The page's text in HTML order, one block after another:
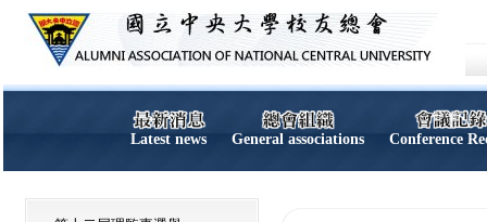
Latest news General associations Conference